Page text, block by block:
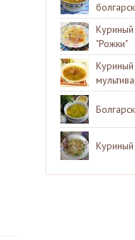
"Рожки"
Куриный